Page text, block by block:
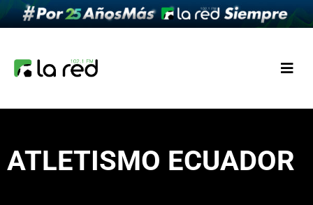
ATLETISMO ECUADOR